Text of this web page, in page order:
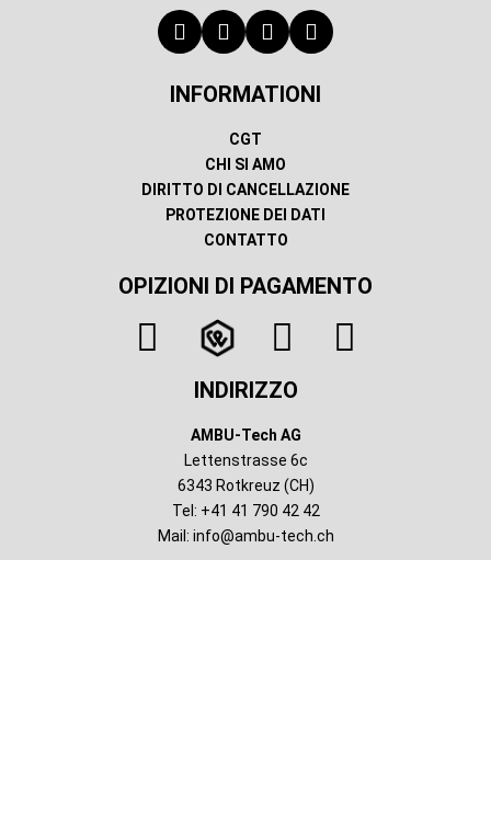
INFORMATIONI
CGT
CHI SI AMO
DIRITTO DI CANCELLAZIONE
PROTEZIONE DEI DATI
CONTATTO
OPIZIONI DI PAGAMENTO
INDIRIZZO
AMBU-Tech AG
Lettenstrasse 6c
6343 Rotkreuz (CH)
Tel: +41 41 790 42 42
Mail: info@ambu-tech.ch